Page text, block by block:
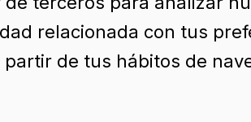
relacionada con tus
de tus hábitos de